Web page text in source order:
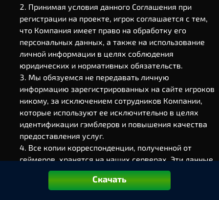
Принимая условия данного Соглашения при
регистрации на проекте, игрок соглашается с тем,
что Компания имеет право на обработку его
персональных данных, а также на использование
личной информации в целях соблюдения
юридических и нормативных обязательств.
Мы обязуемся не передавать личную
информацию зарегистрированных на сайте игроков
никому, за исключением сотрудников Компании,
которые используют ее исключительно в целях
идентификации гэмблеров и повышения качества
предоставления услуг.
Все копии корреспонденции, полученной от
геймеров, хранятся на наших серверах. Эти данные
используются только при рассмотрении жалоб и
спорных ситуаций. Скачать